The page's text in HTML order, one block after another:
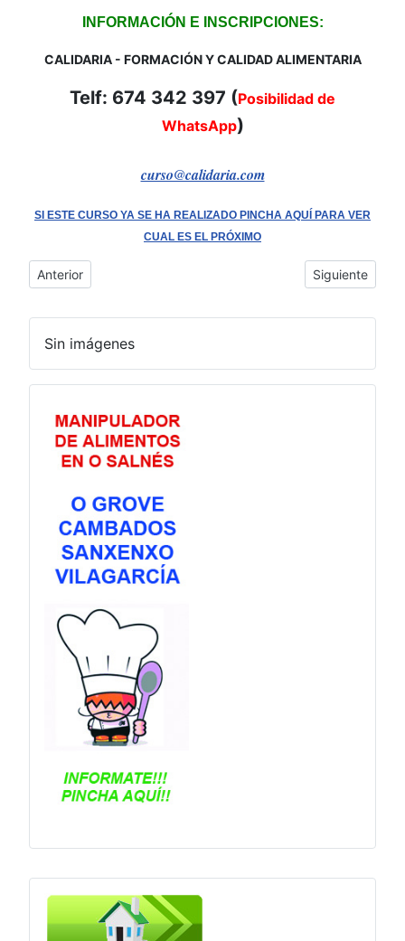
INFORMACIÓN E INSCRIPCIONES:
CALIDARIA - FORMACIÓN Y CALIDAD ALIMENTARIA
Telf: 674 342 397 (Posibilidad de
WhatsApp)
curso@calidaria.com
SI ESTE CURSO YA SE HA REALIZADO PINCHA AQUÍ PARA VER
CUAL ES EL PRÓXIMO
Artículo anterior: Cofradía de Pescadores - Concello de
Anterior Artículo
Siguiente
Sin imágenes